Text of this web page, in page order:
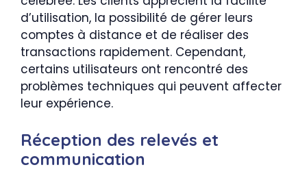
d’utilisation, la possibilité de gérer leurs
comptes à distance et de réaliser des
transactions rapidement. Cependant,
certains utilisateurs ont rencontré des
problèmes techniques qui peuvent affecter
leur expérience.
Réception des relevés et
communication